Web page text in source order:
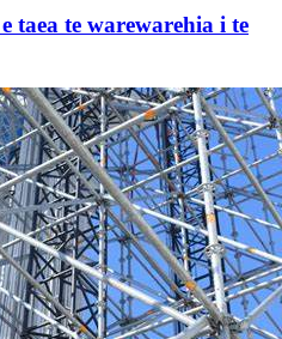
taea te warewarehia i te